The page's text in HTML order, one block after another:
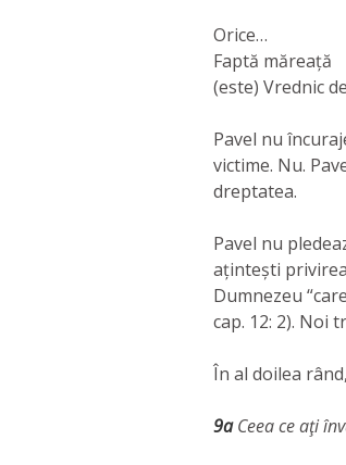
Orice…
Faptă măreață
(este) Vrednic
Pavel nu
victime. Nu.
dreptatea.
Pavel nu
ațintești
Dumnezeu
cap. 12: 2). Noi
În al doilea
9aCeea ce aţi